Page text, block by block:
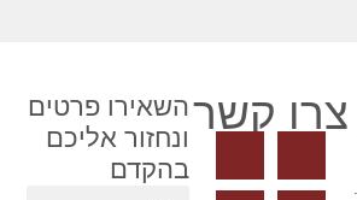
צרו קשרהשאירו פרטים
ונחזור אליכם
בהקדם